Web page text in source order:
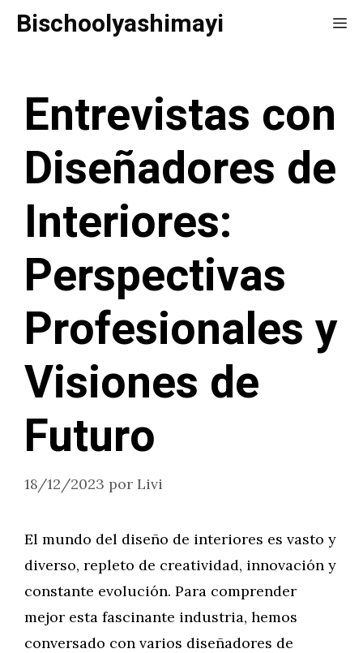
SaltarBischoolyashimayi
Entrevistas con
Diseñadores de
Interiores:
Perspectivas
Profesionales y
Visiones de
Futuro
18/12/2023 por Livi
El mundo del diseño de interiores es vasto y
diverso, repleto de creatividad, innovación y
constante evolución. Para comprender
mejor esta fascinante industria, hemos
conversado con varios diseñadores de